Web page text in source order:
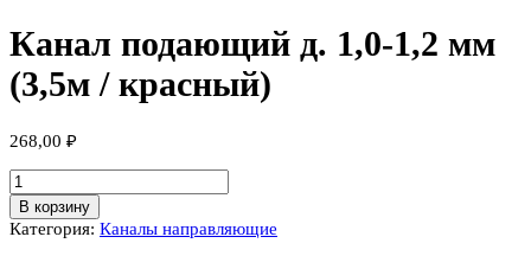
Канал подающий д. 1,0-1,2 мм
(3,5м / красный)
268,00 ₽
Количество
товара
Канал
подающий
В корзину
Категория: Каналы направляющие